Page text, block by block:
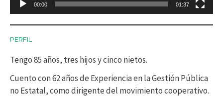
c
t
o
r
d
00:00 01:37
PERFIL
Tengo 85 años, tres hijos y cinco nietos.
Cuento con 62 años de Experiencia en la Gestión Pública
no Estatal, como dirigente del movimiento cooperativo.